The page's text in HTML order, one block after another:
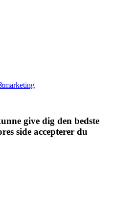
give dig den bedste
side accepterer du